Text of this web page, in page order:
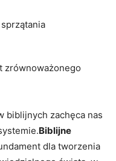
zrównoważonego
biblijnych zachęca nas
Biblijne
dla tworzenia